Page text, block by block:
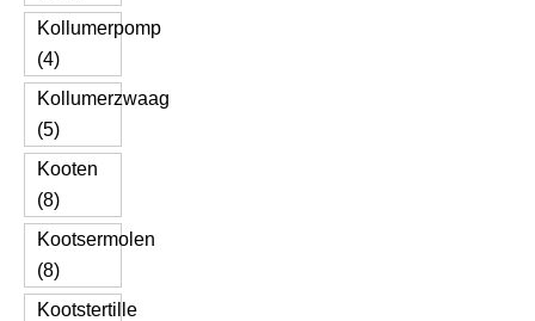
Kollumerpomp
(4)
Kollumerzwaag
(5)
Kooten
(8)
Kootsermolen
(8)
Kootstertille